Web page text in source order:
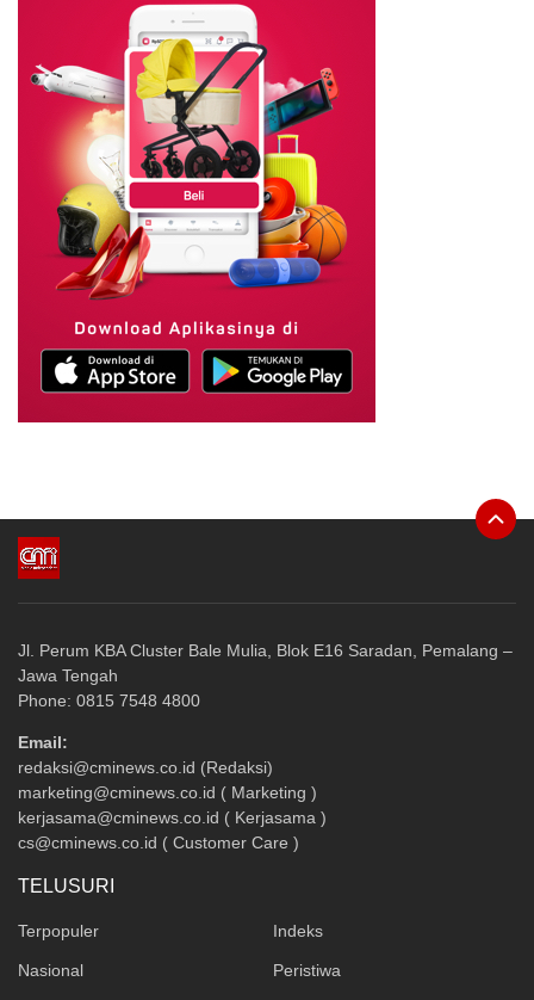
Jl. Perum KBA Cluster Bale Mulia, Blok E16 Saradan, Pemalang –
Jawa Tengah
Phone: 0815 7548 4800
Email:
redaksi@cminews.co.id (Redaksi)
marketing@cminews.co.id ( Marketing )
kerjasama@cminews.co.id ( Kerjasama )
cs@cminews.co.id ( Customer Care )
TELUSURI
Terpopuler Indeks
Nasional Peristiwa